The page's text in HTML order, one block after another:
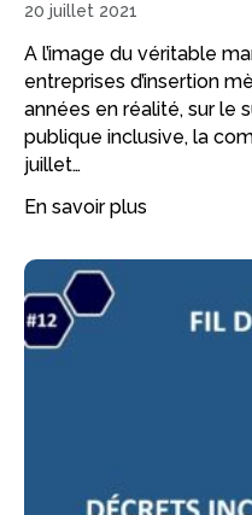
20 juillet 2021
A l’image du véritable
entreprises d’insertion
années en réalité, sur le
publique inclusive, la
juillet…
En savoir plus